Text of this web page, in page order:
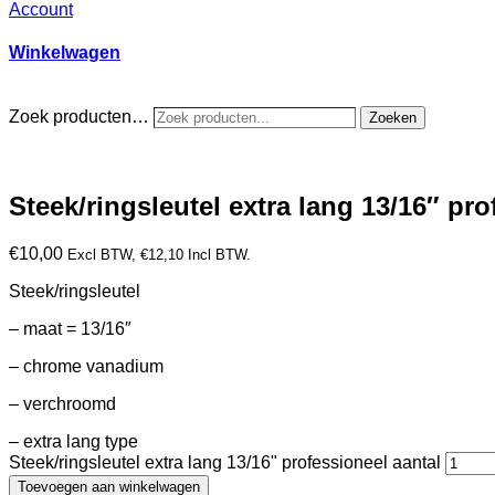
Account
Winkelwagen
Zoek producten… Zoeken
Steek/ringsleutel extra lang 13/16″
€10,00 Excl BTW, €12,10 Incl BTW.
Steek/ringsleutel
– maat = 13/16″
– chrome vanadium
– verchroomd
– extra lang type
Steek/ringsleutel extra lang 13/16" professioneel aantal
Toevoegen aan winkelwagen